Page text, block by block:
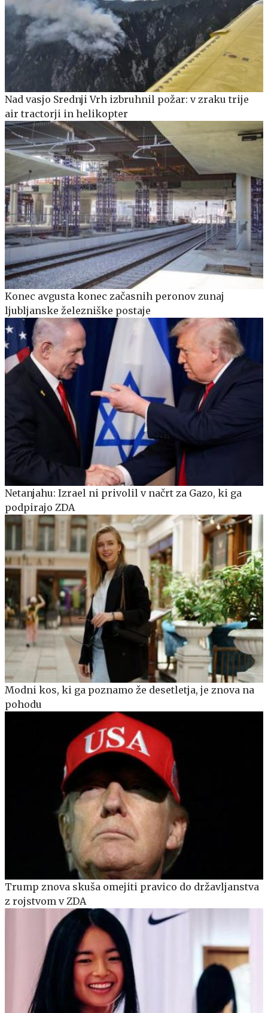
Nad vasjo Srednji Vrh izbruhnil požar: v zraku trije
air tractorji in helikopter
Konec avgusta konec začasnih peronov zunaj
ljubljanske železniške postaje
Netanjahu: Izrael ni privolil v načrt za Gazo, ki ga
podpirajo ZDA
Modni kos, ki ga poznamo že desetletja, je znova na
pohodu
Trump znova skuša omejiti pravico do državljanstva
z rojstvom v ZDA